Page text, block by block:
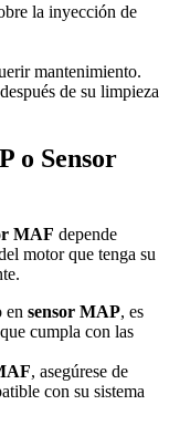
la inyección de
mantenimiento.
de su limpieza
o Sensor
MAF depende
motor que tenga su
en sensor MAP, es
cumpla con las
, asegúrese de
con su sistema